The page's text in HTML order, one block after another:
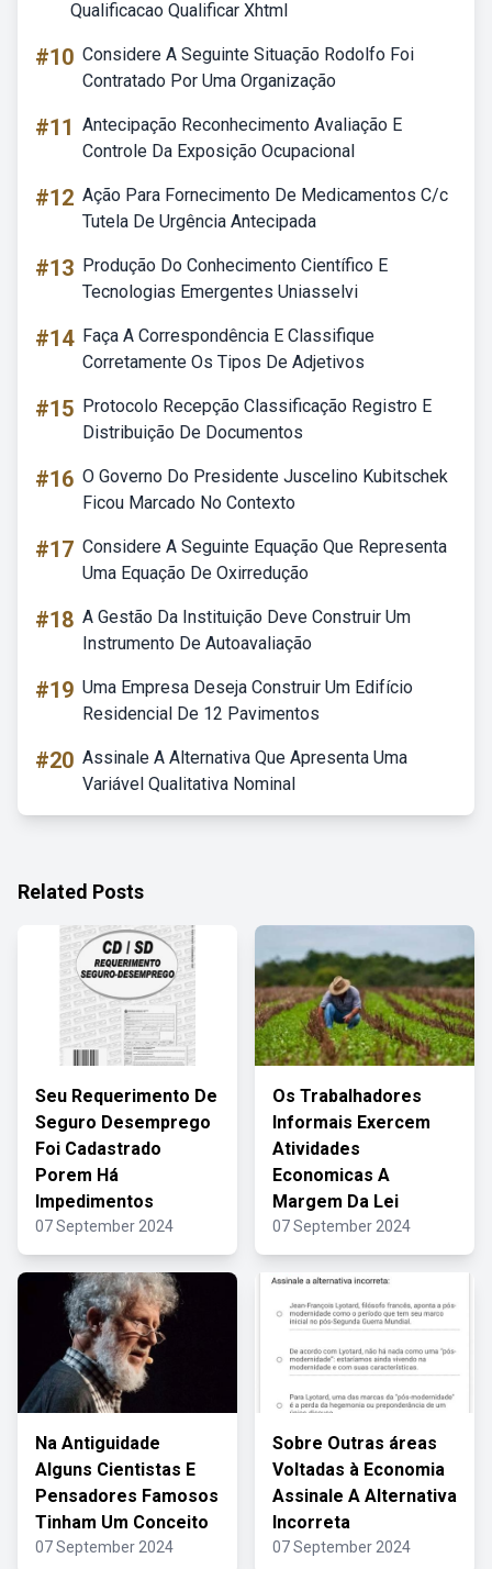
Qualificacao Qualificar Xhtml
#10 Considere A Seguinte Situação Rodolfo Foi
Contratado Por Uma Organização
#11 Antecipação Reconhecimento Avaliação E
Controle Da Exposição Ocupacional
#12 Ação Para Fornecimento De Medicamentos C/c
Tutela De Urgência Antecipada
#13 Produção Do Conhecimento Científico E
Tecnologias Emergentes Uniasselvi
#14 Faça A Correspondência E Classifique
Corretamente Os Tipos De Adjetivos
#15 Protocolo Recepção Classificação Registro E
Distribuição De Documentos
#16 O Governo Do Presidente Juscelino Kubitschek
Ficou Marcado No Contexto
#17 Considere A Seguinte Equação Que Representa
Uma Equação De Oxirredução
#18 A Gestão Da Instituição Deve Construir Um
Instrumento De Autoavaliação
#19 Uma Empresa Deseja Construir Um Edifício
Residencial De 12 Pavimentos
#20 Assinale A Alternativa Que Apresenta Uma
Variável Qualitativa Nominal
Related Posts
Seu Requerimento De
Seguro Desemprego
Foi Cadastrado
Porem Há
Impedimentos
07 September 2024
Os Trabalhadores
Informais Exercem
Atividades
Economicas A
Margem Da Lei
07 September 2024
Na Antiguidade
Alguns Cientistas E
Pensadores Famosos
Tinham Um Conceito
07 September 2024
Sobre Outras áreas
Voltadas à Economia
Assinale A Alternativa
Incorreta
07 September 2024